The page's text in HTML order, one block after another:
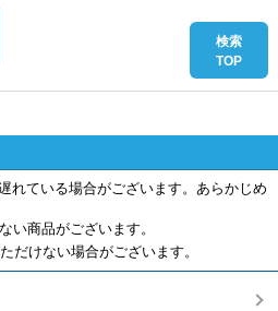
れている場合がございます。あらかじめ
い商品がございます。
けない場合がございます。